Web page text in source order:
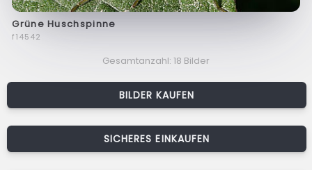
Grüne Huschspinne
f14542
Gesamtanzahl: 18 Bilder
BILDER KAUFEN
SICHERES EINKAUFEN